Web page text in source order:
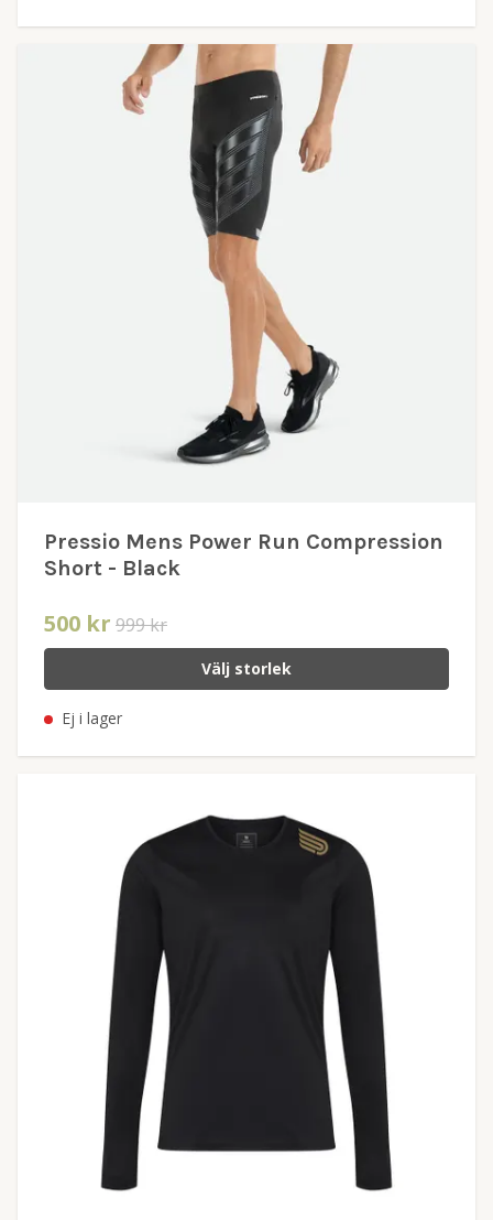
Pressio Mens Power Run Compression
Short - Black
500 kr 999 kr
Välj storlek
Ej i lager